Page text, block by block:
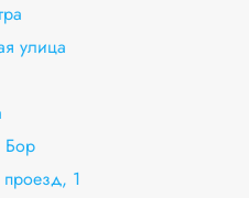
улица
Бор
проезд, 1